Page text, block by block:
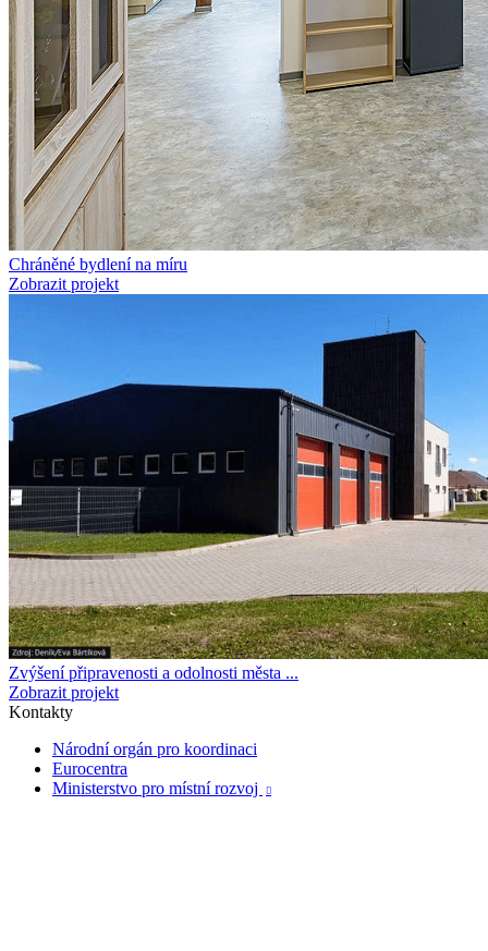
Chráněné bydlení na míru
Zobrazit projekt
Zvýšení připravenosti a odolnosti města ...
Zobrazit projekt
Kontakty
Národní orgán pro koordinaci
Eurocentra
Ministerstvo pro místní rozvoj
